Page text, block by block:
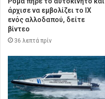
άρχισε να εμβολίζει το ΙΧ
ενός αλλοδαπού, δείτε
βίντεο
36 λεπτά πρίν